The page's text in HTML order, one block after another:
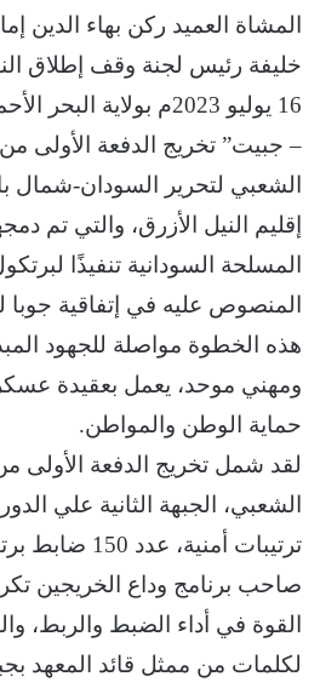
المشاة العميد ركن بهاء الدين
خليفة رئيس لجنة وقف إطلاق
16 يوليو 2023م بولاية
– جبيت” تخريج الدفعة الأولى
الشعبي لتحرير السودان-شمال
إقليم النيل الأزرق، والتي تم
المسلحة السودانية تنفيذًا
المنصوص عليه في إتفاقية جوبا
هذه الخطوة مواصلة للجهود
ومهني موحد، يعمل بعقيدة
حماية الوطن والمواطن.
لقد شمل تخريج الدفعة
الشعبي، الجبهة الثانية علي
ترتيبات أمنية،
صاحب برنامج وداع الخريجين
القوة في أداء الضبط والربط،
لكلمات من ممثل قائد المعهد